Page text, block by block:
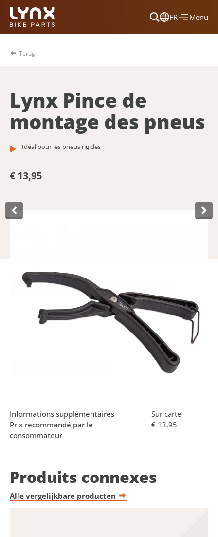
FR
Dansk
Nederlands
Menu
Terug
Lynx Pince de
montage des pneus
Idéal pour les pneus rigides
€ 13,95
Product­omschrijving
La pince de montage de pneus de Lynx est un outil
pratique pour faire monter le pneu sur la jante. Il suffit de
placer la pince de montage sur le pneu et la jante, puis de
les serrer l'un contre l'autre. Idéale pour les pneus rigides.
Informations supplémentaires
Sur carte
Prix recommandé par le
consommateur
€ 13,95
Produits connexes
Alle vergelijkbare producten